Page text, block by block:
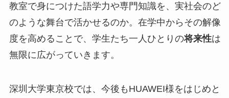
教室で身につけた語学力や専門知識を、実社会のど
のような舞台で活かせるのか。在学中からその解像
度を高めることで、学生たち一人ひとりの将来性は
無限に広がっていきます。
深圳大学東京校では、今後もHUAWEI様をはじめと